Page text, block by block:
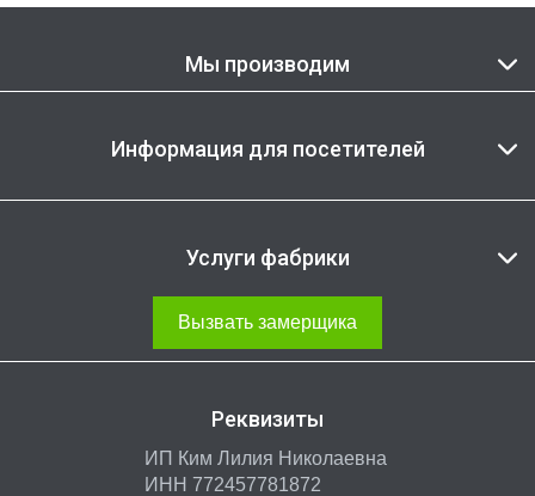
Мы производим
Информация для посетителей
Услуги фабрики
Вызвать замерщика
Реквизиты
ИП Ким Лилия Николаевна
ИНН 772457781872